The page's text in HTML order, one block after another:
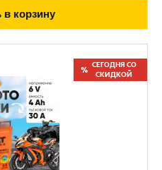
в корзину
СЕГОДНЯ СО
СКИДКОЙ